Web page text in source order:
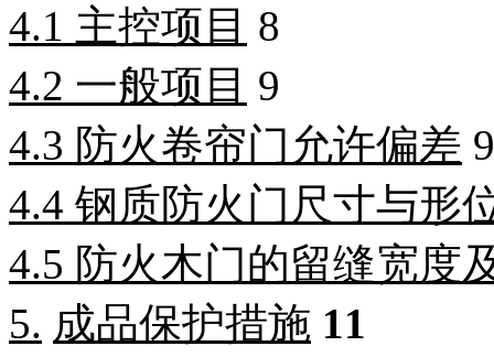
4.1 主控项目 8
4.2 一般项目 9
4.3 防火卷帘门允许偏差 9
4.4 钢质防火门尺寸与形
4.5 防火木门的留缝宽度
5. 成品保护措施 11